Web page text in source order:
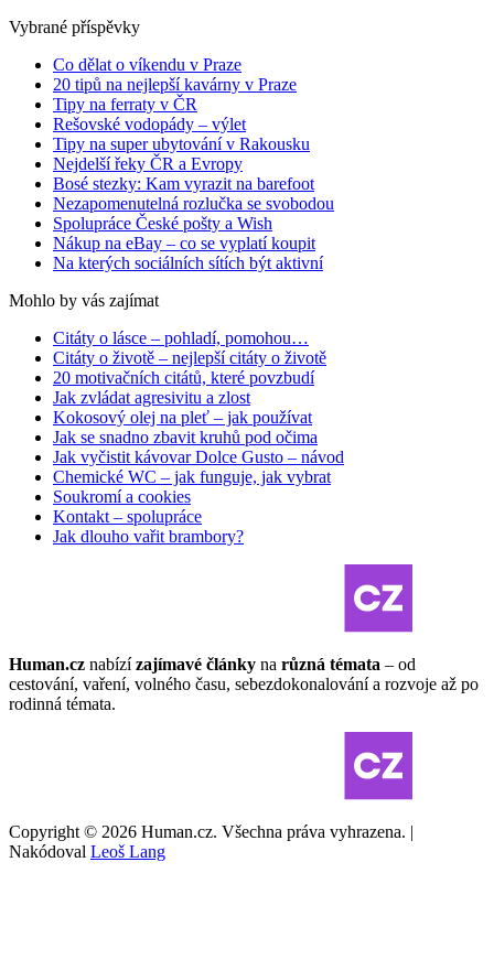
Vybrané příspěvky
Co dělat o víkendu v Praze
20 tipů na nejlepší kavárny v Praze
Tipy na ferraty v ČR
Rešovské vodopády – výlet
Tipy na super ubytování v Rakousku
Nejdelší řeky ČR a Evropy
Bosé stezky: Kam vyrazit na barefoot
Nezapomenutelná rozlučka se svobodou
Spolupráce České pošty a Wish
Nákup na eBay – co se vyplatí koupit
Na kterých sociálních sítích být aktivní
Mohlo by vás zajímat
Citáty o lásce – pohladí, pomohou…
Citáty o životě – nejlepší citáty o životě
20 motivačních citátů, které povzbudí
Jak zvládat agresivitu a zlost
Kokosový olej na pleť – jak používat
Jak se snadno zbavit kruhů pod očima
Jak vyčistit kávovar Dolce Gusto – návod
Chemické WC – jak funguje, jak vybrat
Soukromí a cookies
Kontakt – spolupráce
Jak dlouho vařit brambory?
Human.cz nabízízajímavé články na různá témata – od
cestování, vaření, volného času, sebezdokonalování a rozvoje až po
rodinná témata.
Copyright © 2026 Human.cz. Všechna práva vyhrazena. |
Nakódoval Leoš Lang